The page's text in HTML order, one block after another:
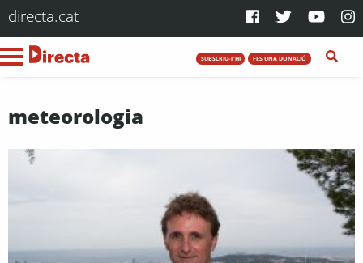
directa.cat
SUBSCRIU-T'HI FES UNA DONACIÓ
meteorologia